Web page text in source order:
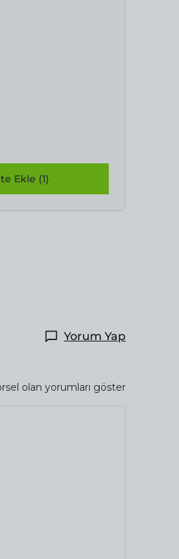
Ekle (1)
Yorum Yap
olan yorumları göster